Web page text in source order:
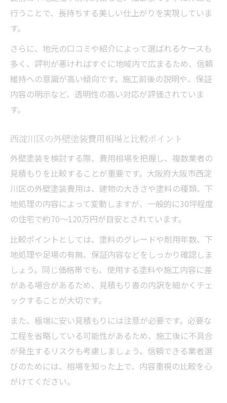
行うことで、長持ちする美しい仕上がりを実現していま
す。
さらに、地元の口コミや紹介によって選ばれるケースも
多く、評判が悪ければすぐに地域内で広まるため、信頼
維持への意識が高い傾向です。施工前後の説明や、保証
内容の明示など、透明性の高い対応が評価されていま
す。
西淀川区の外壁塗装費用相場と比較ポイント
外壁塗装を検討する際、費用相場を把握し、複数業者の
見積もりを比較することが重要です。大阪府大阪市西淀
川区の外壁塗装費用は、建物の大きさや塗料の種類、下
地処理の内容によって変動しますが、一般的に30坪程度
の住宅で約70〜120万円が目安とされています。
比較ポイントとしては、塗料のグレードや耐用年数、下
地処理や足場の有無、保証内容などをしっかり確認しま
しょう。同じ価格帯でも、使用する塗料や施工内容に差
がある場合があるため、見積もり書の内訳を細かくチェ
ックすることが大切です。
また、極端に安い見積もりには注意が必要です。必要な
工程を省略している可能性があるため、施工後に不具合
が発生するリスクも考慮しましょう。信頼できる業者選
びのためには、相場を知った上で、内容重視の比較を心
がけてください。